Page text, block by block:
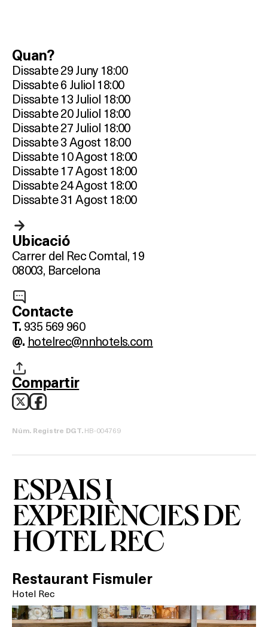
Què vols fer?
HOTELS
TERRASSES
RESTAURANTS
SALES
Activitats
Quan?
Dissabte 29 Juny 18:00
Dissabte 6 Juliol 18:00
Dissabte 13 Juliol 18:00
Dissabte 20 Juliol 18:00
Dissabte 27 Juliol 18:00
Dissabte 3 Agost 18:00
Dissabte 10 Agost 18:00
Dissabte 17 Agost 18:00
Dissabte 24 Agost 18:00
Dissabte 31 Agost 18:00
Ubicació
Carrer del Rec Comtal, 19
08003, Barcelona
Contacte
T. 935 569 960
@. hotelrec@nnhotels.com
Compartir
Núm. Registre DGT.HB-004769
ESPAIS I
EXPERIÈNCIES DE
HOTEL REC
Restaurant Fismuler
Hotel Rec